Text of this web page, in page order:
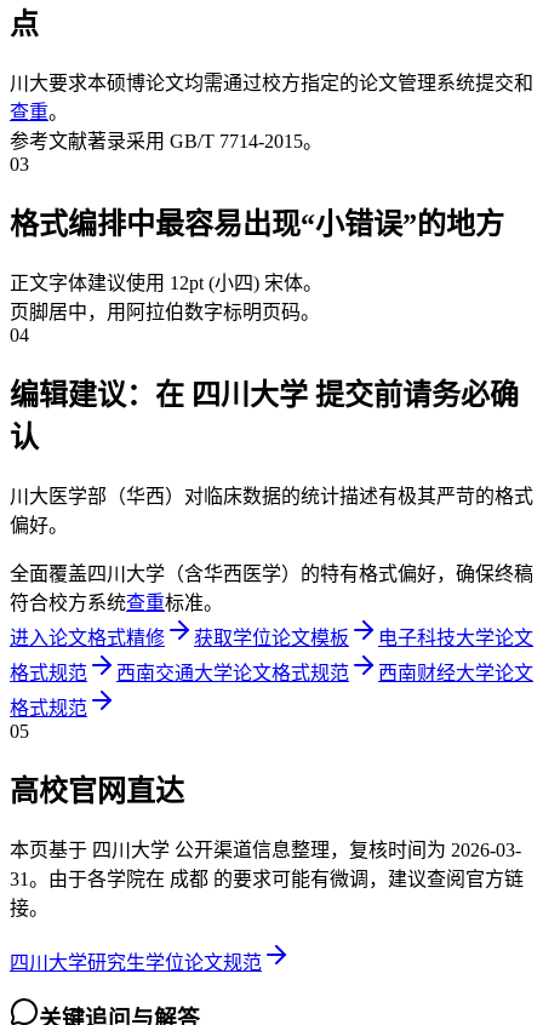
点
川大要求本硕博论文均需通过校方指定的论文管理系统提交和
查重。
参考文献著录采用 GB/T 7714-2015。
03
格式编排中最容易出现“小错误”的地方
正文字体建议使用 12pt (小四) 宋体。
页脚居中，用阿拉伯数字标明页码。
04
编辑建议：在 四川大学 提交前请务必确
认
川大医学部（华西）对临床数据的统计描述有极其严苛的格式
偏好。
全面覆盖四川大学（含华西医学）的特有格式偏好，确保终稿
符合校方系统查重标准。
进入论文格式精修
获取学位论文模板
电子科技大学论文
格式规范
西南交通大学论文格式规范
西南财经大学论文
格式规范
05
高校官网直达
本页基于 四川大学 公开渠道信息整理，复核时间为 2026-03-
31。由于各学院在 成都 的要求可能有微调，建议查阅官方链
接。
四川大学研究生学位论文规范
关键追问与解答